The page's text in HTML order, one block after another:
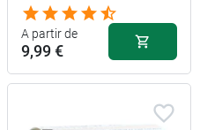
A partir de
9,99 €